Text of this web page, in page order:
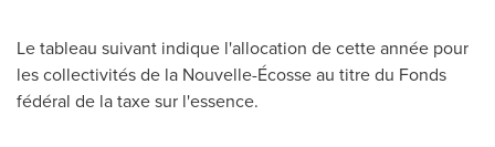
Le tableau suivant indique l'allocation de cette année pour
les collectivités de la Nouvelle-Écosse au titre du Fonds
fédéral de la taxe sur l'essence.